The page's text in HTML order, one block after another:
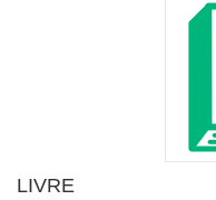
LIVRE